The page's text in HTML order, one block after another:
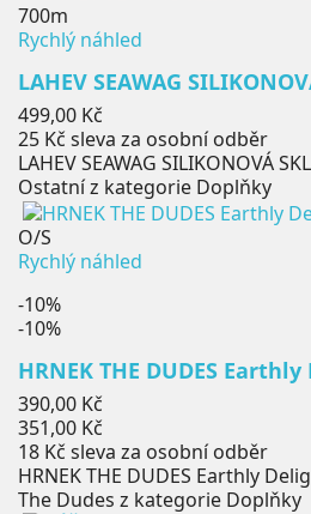
700m
Rychlý náhled
LAHEV SEAWAG
Cena
499,00 Kč
25 Kč sleva za osobní odběr
LAHEV SEAWAG SILIKONOVÁ
Ostatní z kategorie Doplňky
O/S
Rychlý náhled
-10%
-10%
HRNEK THE DUDES
Běžná
cena
390,00 Kč
Cena
351,00 Kč
18 Kč sleva za osobní odběr
HRNEK THE DUDES Earthly
The Dudes z kategorie Doplňky